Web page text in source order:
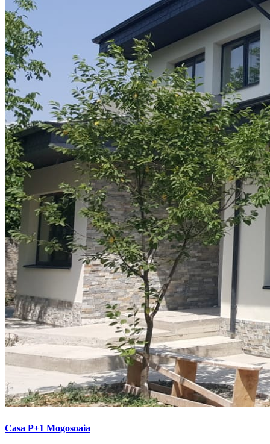
Casa P+1 Mogosoaia